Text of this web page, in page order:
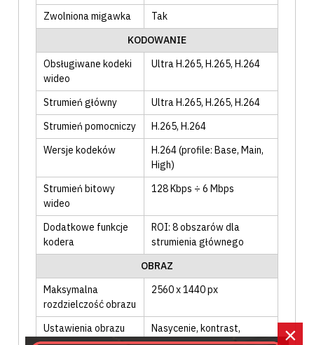
×
Zwolniona migawka
Tak
KODOWANIE
Obsługiwane kodeki
wideo
Ultra H.265, H.265, H.264
Strumień główny Ultra H.265, H.265, H.264
Strumień pomocniczy
H.265, H.264
Wersje kodeków
H.264 (profile: Base, Main,
High)
Strumień bitowy
wideo
128 Kbps ÷ 6 Mbps
Dodatkowe funkcje
kodera
ROI: 8 obszarów dla
strumienia głównego
OBRAZ
Maksymalna
rozdzielczość obrazu
2560 x 1440 px
Ustawienia obrazu Nasycenie, kontrast,